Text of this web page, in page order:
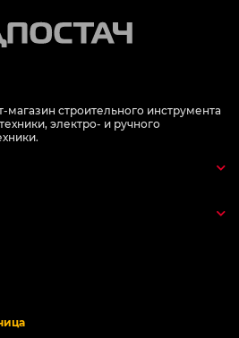
строительного инструмента
электро- и ручного